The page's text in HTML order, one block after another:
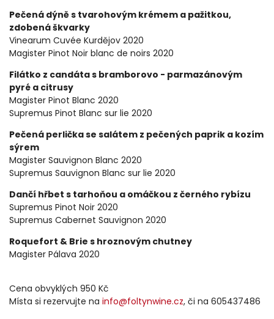
Pečená dýně s tvarohovým krémem a pažitkou,
zdobená škvarky
Vinearum Cuvée Kurdějov 2020
Magister Pinot Noir blanc de noirs 2020
Filátko z candáta s bramborovo - parmazánovým
pyré a citrusy
Magister Pinot Blanc 2020
Supremus Pinot Blanc sur lie 2020
Pečená perlička se salátem z pečených paprik a kozím
sýrem
Magister Sauvignon Blanc 2020
Supremus Sauvignon Blanc sur lie 2020
Dančí hřbet s tarhoňou a omáčkou z černého rybízu
Supremus Pinot Noir 2020
Supremus Cabernet Sauvignon 2020
Roquefort & Brie s hroznovým chutney
Magister Pálava 2020
Cena obvyklých 950 Kč
Místa si rezervujte na info@foltynwine.cz, či na 605437486